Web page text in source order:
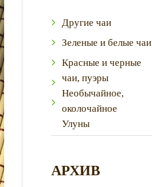
Другие чаи
Зеленые и белые чаи
Красные и черные
чаи, пуэры
Необычайное,
околочайное
Улуны
АРХИВ